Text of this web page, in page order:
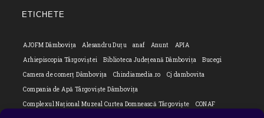
ETICHETE
AJOFM Dâmbovița Alesandru Duțu anaf Anunt
APIA
Arhiepiscopia Târgoviștei
Biblioteca Județeană Dâmbovița
Bucegi
Camera de comerț Dâmbovița
Chindiamedia.ro
Cj dambovita
Compania de Apă Târgoviște Dâmbovița
Complexul Național Muzeal Curtea Domnească Târgoviște
CONAF